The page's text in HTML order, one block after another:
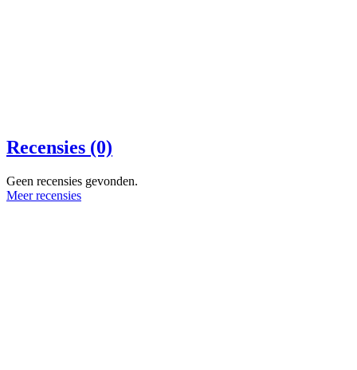
Recensies (0)
Geen recensies gevonden.
Meer recensies